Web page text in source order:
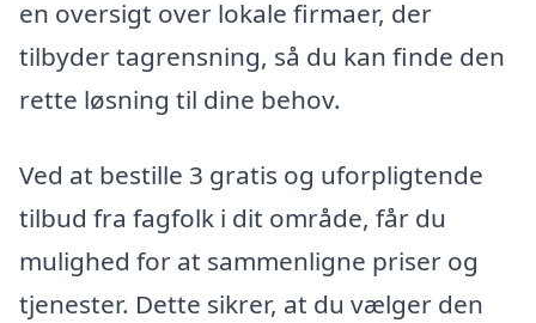
en oversigt over lokale firmaer, der
tilbyder tagrensning, så du kan finde den
rette løsning til dine behov.
Ved at bestille 3 gratis og uforpligtende
tilbud fra fagfolk i dit område, får du
mulighed for at sammenligne priser og
tjenester. Dette sikrer, at du vælger den